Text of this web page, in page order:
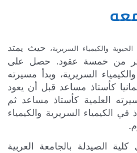
والكيمياء السريرية، حيث يمتد
من خمسة عقود. حصل على
السريرية، وبدأ مسيرته
كأستاذ مساعد قبل أن يعود
العلمية كأستاذ مساعد ثم
الكيمياء السريرية والكيمياء
.
الصيدلة بالجامعة العربية